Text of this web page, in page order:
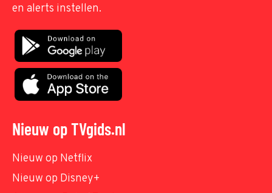
en alerts instellen.
Nieuw op TVgids.nl
Nieuw op Netflix
Nieuw op Disney+